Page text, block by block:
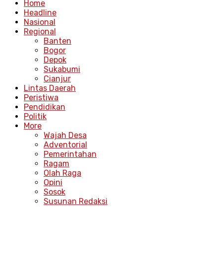
Home
Headline
Nasional
Regional
Banten
Bogor
Depok
Sukabumi
Cianjur
Lintas Daerah
Peristiwa
Pendidikan
Politik
More
Wajah Desa
Adventorial
Pemerintahan
Ragam
Olah Raga
Opini
Sosok
Susunan Redaksi